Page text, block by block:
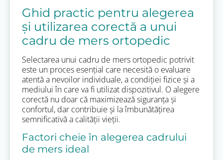
Ghid practic pentru alegerea
și utilizarea corectă a unui
cadru de mers ortopedic
Selectarea unui cadru de mers ortopedic potrivit
este un proces esențial care necesită o evaluare
atentă a nevoilor individuale, a condiției fizice și a
mediului în care va fi utilizat dispozitivul. O alegere
corectă nu doar că maximizează siguranța și
confortul, dar contribuie și la îmbunătățirea
semnificativă a calității vieții.
Factori cheie în alegerea cadrului
de mers ideal